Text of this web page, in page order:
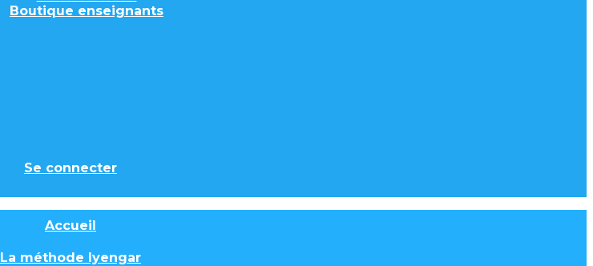
Boutique enseignants
Se connecter
Accueil
La méthode Iyengar